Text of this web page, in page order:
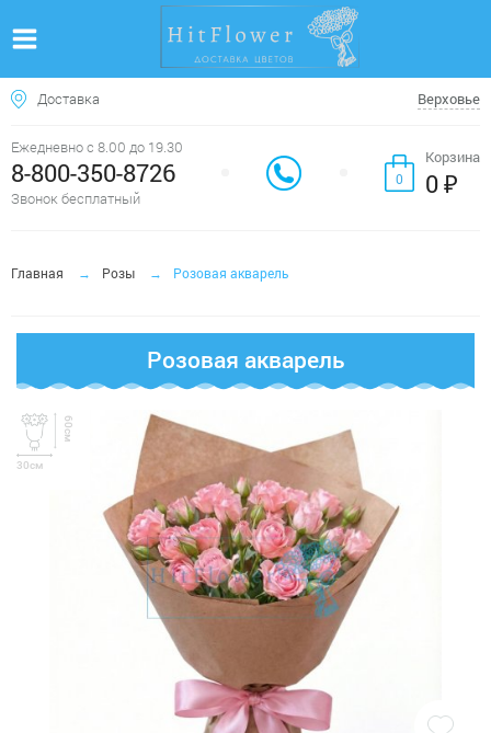
Доставка Верховье
Ежедневно с 8.00 до 19.30
8-800-350-8726
Звонок бесплатный
0
Корзина
0 ₽
Главная Розы Розовая акварель
Розовая акварель
30см
60см